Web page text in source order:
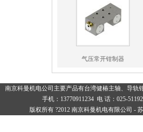
气压常开钳制器
南京科曼机电公司主要产品有台湾健椿主轴、导轨
手机：13770911234 电 话：025-
版权所有 ?2012 南京科曼机电有限公司 -